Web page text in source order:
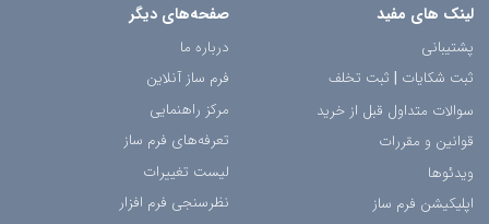
لینک های مفید
پشتیبانی
ثبت شکایات | ثبت تخلف
سوالات متداول قبل از خرید
قوانین و مقررات
ویدئوها
اپلیکیشن فرم ساز
صفحه‌های دیگر
درباره ما
فرم ساز آنلاین
مرکز راهنمایی
تعرفه‌های فرم ساز
لیست تغییرات
نظرسنجی فرم افزار